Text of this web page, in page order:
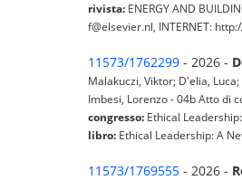
rivista: ENERGY AND
f@elsevier.nl, INTERNET:
11573/1762299 - 2026 -
Malakuczi, Viktor; D'elia,
Imbesi, Lorenzo - 04b Atto di
congresso: Ethical
libro: Ethical Leadership: A
11573/1769555 - 2026 -